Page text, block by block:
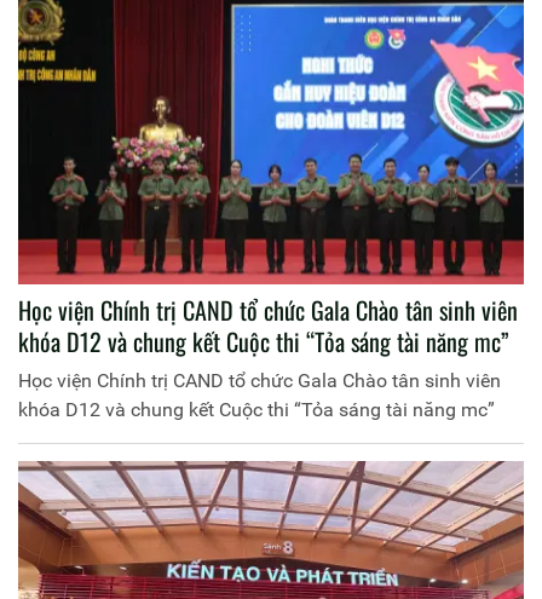
Học viện Chính trị CAND tổ chức Gala Chào tân sinh viên
khóa D12 và chung kết Cuộc thi “Tỏa sáng tài năng mc”
Học viện Chính trị CAND tổ chức Gala Chào tân sinh viên
khóa D12 và chung kết Cuộc thi “Tỏa sáng tài năng mc”